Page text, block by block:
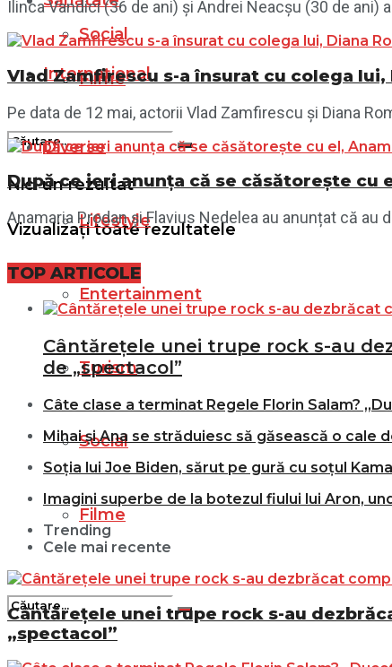
Social
Filme
Nici un rezultat
Vizualizați toate rezultatele
Internațional
Diverse
Lifestyle
Entertainment
Turism
Social
Filme
Ilinca Vandici (36 de ani) și Andrei Neacșu (30 de ani)
Vlad Zamfirescu s-a însurat cu colega lui,
Pe data de 12 mai, actorii Vlad Zamfirescu și Diana
După ce ieri anunța că se căsătorește cu
Anamaria Prodan și Flavius Nedelea au anunțat că
TOP ARTICOLE
Cântărețele unei trupe rock s-au
de „spectacol”
Câte clase a terminat Regele Florin Salam?
Mihai și Ana se străduiesc să găsească o cale
Soția lui Joe Biden, sărut pe gură cu soțul
Imagini superbe de la botezul fiului lui Aron,
Trending
Cele mai recente
Cântărețele unei trupe rock s-au
„spectacol”